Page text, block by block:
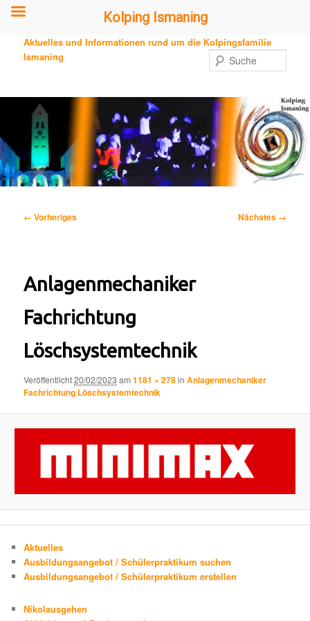
primären
Aktuelles und Informationen rund um die Kolpingsfamilie
Ismaning
Bilder-
← Vorheriges Nächstes →
Anlagenmechaniker
Fachrichtung
Löschsystemtechnik
Veröffentlicht20/02/2023 am1181 × 278inAnlagenmechaniker
Fachrichtung Löschsystemtechnik
Aktuelles
Ausbildungsangebot / Schülerpraktikum suchen
Ausbildungsangebot / Schülerpraktikum erstellen
Nikolausgehen
Kolping Ismaning